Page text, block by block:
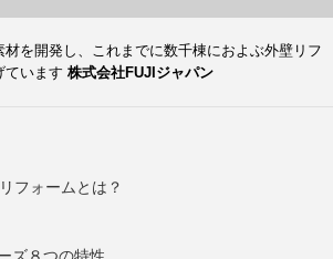
を開発し、これまでに数千棟におよぶ外壁リフ
ています 株式会社FUJIジャパン
フォームとは？